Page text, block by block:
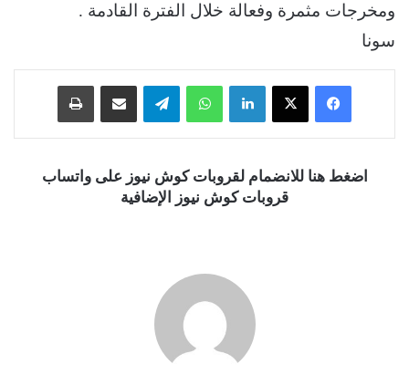
ومخرجات مثمرة وفعالة خلال الفترة القادمة .
سونا
فيسبوك ‫X لينكدإن واتساب تيلقرام
اضغط هنا للانضمام لقروبات كوش نيوز على واتساب
قروبات كوش نيوز الإضافية